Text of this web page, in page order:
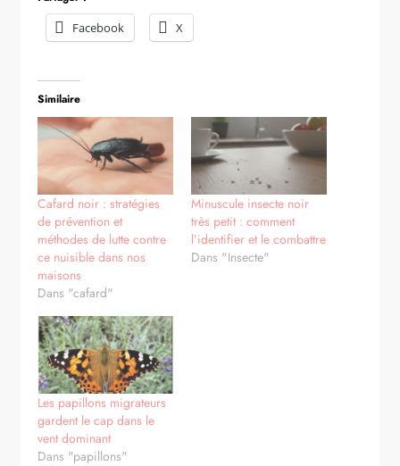
Facebook
X
Similaire
Cafard noir : stratégies
de prévention et
méthodes de lutte contre
ce nuisible dans nos
maisons
Dans "cafard"
Minuscule insecte noir
très petit : comment
l’identifier et le combattre
Dans "Insecte"
Les papillons migrateurs
gardent le cap dans le
vent dominant
Dans "papillons"